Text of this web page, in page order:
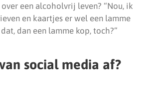
een alcoholvrij leven? “Nou, ik
en kaartjes er wel een lamme
dan een lamme kop, toch?”
social media af?